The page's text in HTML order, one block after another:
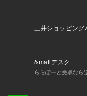
三井ショッピング
&mallデスク
ららぽーと受取なら